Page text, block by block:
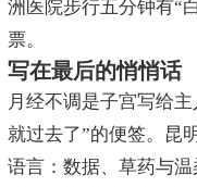
洲医院步行五分钟有“
票。
写在最后的悄悄话
月经不调是子宫写给
就过去了”的便签。昆
语言：数据、草药与